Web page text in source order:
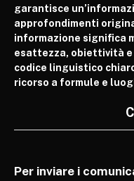
garantisce
approfondimenti
informazione significa
esattezza, obiettività
codice linguistico
ricorso a formule e
Per inviare i